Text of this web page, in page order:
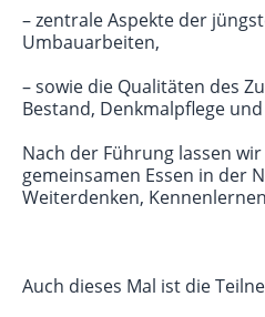
– zentrale Aspekte der
Umbauarbeiten,
– sowie die Qualitäten des
Bestand, Denkmalpflege
Nach der Führung lassen
gemeinsamen Essen in der
Weiterdenken,
Auch dieses Mal ist die